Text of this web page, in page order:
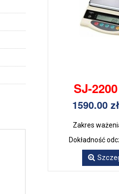
SJ-
1590.00
Zakres
Dokładność